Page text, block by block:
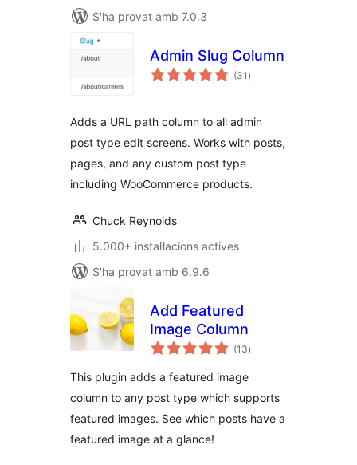
S'ha provat amb 7.0.3
Admin Slug Column
(31 puntuacions
totals
)
Adds a URL path column to all admin
post type edit screens. Works with posts,
pages, and any custom post type
including WooCommerce products.
Chuck Reynolds
5.000+ instal·lacions actives
S'ha provat amb 6.9.6
Add Featured
Image Column
(13puntuacions
totals
)
This plugin adds a featured image
column to any post type which supports
featured images. See which posts have a
featured image at a glance!